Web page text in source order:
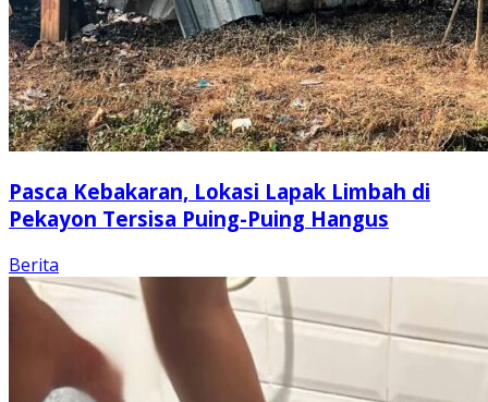
Pasca Kebakaran, Lokasi Lapak Limbah di
Pekayon Tersisa Puing-Puing Hangus
Berita